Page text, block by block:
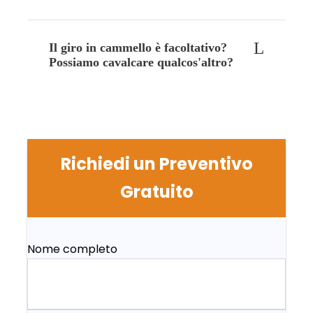
Richiedi un Preventivo
Gratuito
Nome completo
Il giro in cammello è facoltativo?
Possiamo cavalcare qualcos'altro?